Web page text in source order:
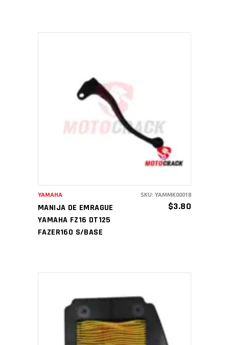
AÑADIR AL CARRITO
MANIJA DE EMRAGUE
YAMAHA FZ16 DT125
FAZER160 S/BASE
$3.80
YAMAHA SKU: YAMMK00018